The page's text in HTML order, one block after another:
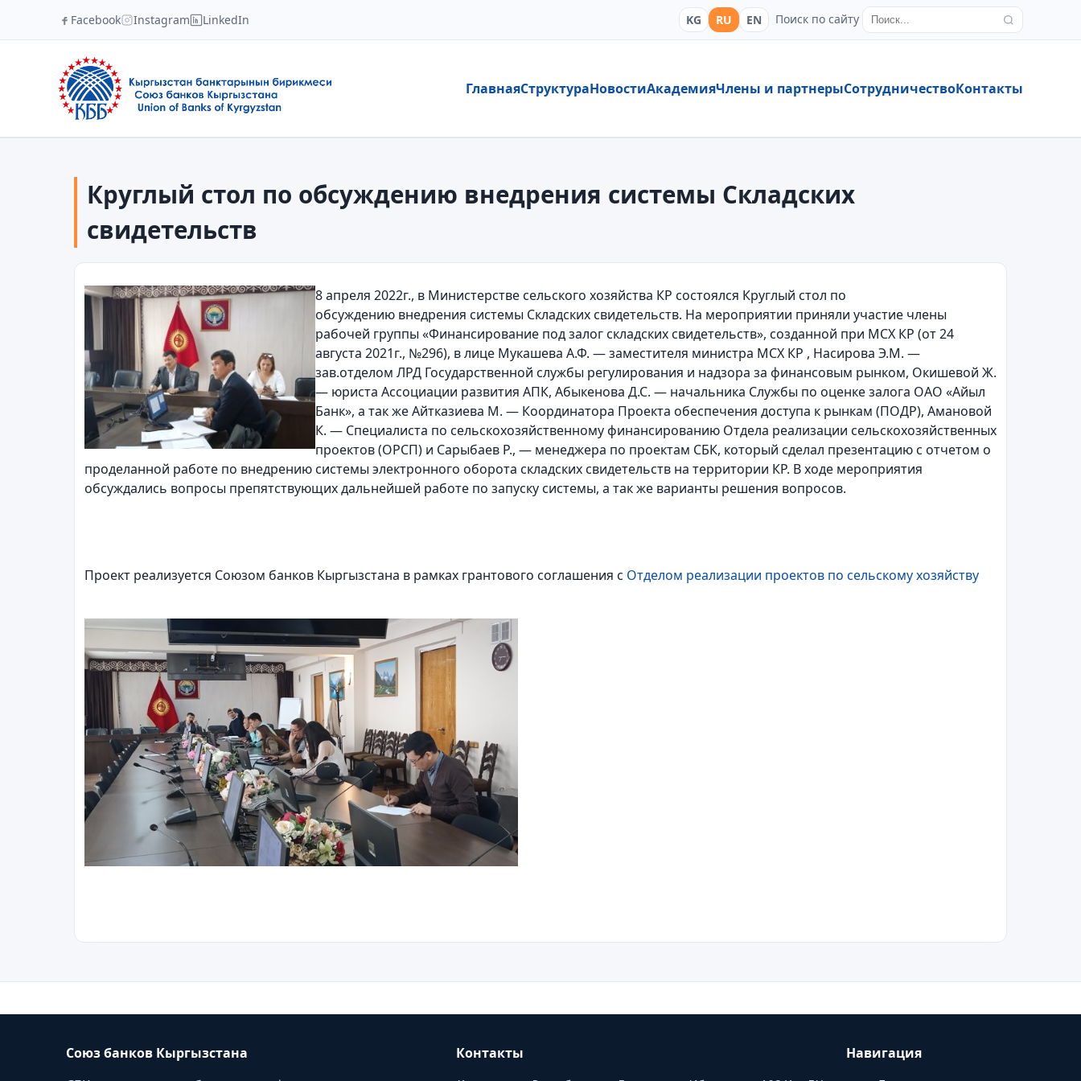
Facebook Instagram LinkedIn KG RU EN Поиск по сайту
ГлавнаяСтруктураНовостиАкадемияЧлены и партнерыСотрудничествоКонтакты
Круглый стол по обсуждению внедрения системы Складских
свидетельств
8 апреля 2022г., в Министерстве сельского хозяйства КР состоялся Круглый стол по
обсуждению внедрения системы Складских свидетельств. На мероприятии приняли участие члены
рабочей группы «Финансирование под залог складских свидетельств», созданной при МСХ КР (от 24
августа 2021г., №296), в лице Мукашева А.Ф. — заместителя министра МСХ КР , Насирова Э.М. —
зав.отделом ЛРД Государственной службы регулирования и надзора за финансовым рынком, Окишевой Ж.
— юриста Ассоциации развития АПК, Абыкенова Д.С. — начальника Службы по оценке залога ОАО «Айыл
Банк», а так же Айтказиева М. — Координатора Проекта обеспечения доступа к рынкам (ПОДР), Амановой
К. — Специалиста по сельскохозяйственному финансированию Отдела реализации сельскохозяйственных
проектов (ОРСП) и Сарыбаев Р., — менеджера по проектам СБК, который сделал презентацию с отчетом о
проделанной работе по внедрению системы электронного оборота складских свидетельств на территории КР. В ходе мероприятия
обсуждались вопросы препятствующих дальнейшей работе по запуску системы, а так же варианты решения вопросов.
Проект реализуется Союзом банков Кыргызстана в рамках грантового соглашения с Отделом реализации проектов по сельскому хозяйству
Союз банков Кыргызстана
Контакты
Навигация